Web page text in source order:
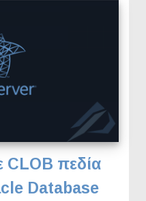
CLOB πεδία
Database